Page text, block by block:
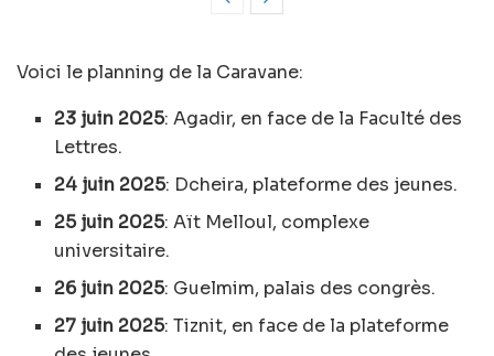
Voici le planning de la Caravane:
23 juin 2025: Agadir, en face de la Faculté des
Lettres.
24 juin 2025: Dcheira, plateforme des jeunes.
25 juin 2025: Aït Melloul, complexe
universitaire.
26 juin 2025: Guelmim, palais des congrès.
27 juin 2025: Tiznit, en face de la plateforme